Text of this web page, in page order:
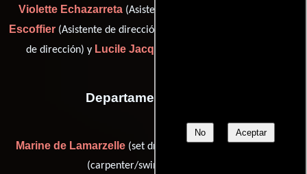
No Aceptar
Violette Echazarreta(Asistente de dirección),
Escoffier(Asistente de dirección),
de dirección) y Lucile Jacques
Departamento de arte
Marine de Lamarzelle(set dresser assistant) y Tilly Erwan
(carpenter/swing: Erwan tilly)